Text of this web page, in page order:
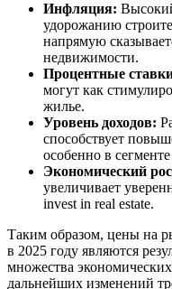
Инфляция:
удорожанию
напрямую
недвижимости.
Процентные
могут как
жилье.
Уровень доходов:
способствует
особенно в
Экономический
увеличивает
invest in real estate.
Таким образом, цены на
в 2025 году являются
множества
дальнейших изменений